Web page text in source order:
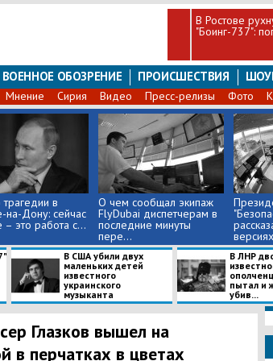
В Ростове
"Боинг-737":
ВОЕННОЕ ОБОЗРЕНИЕ ПРОИСШЕСТВИЯ
Мнение Сирия Видео Пресс-релизы Фото
в
на-Дону: сейчас
– это работа с...
О чем сообщал экипаж
FlyDubai диспетчерам в
последние минуты
пере...
В США убили двух
маленьких детей
известного
украинского
музыканта
В ЛНР
пытал и
убив...
Глазков вышел на
в перчатках в цветах